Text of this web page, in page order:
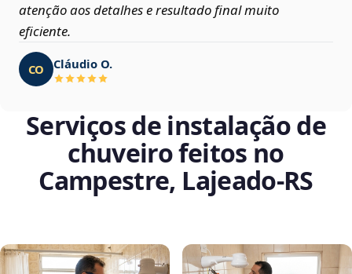
atenção aos detalhes e resultado final muito
eficiente.
CO Cláudio O.
Serviços de instalação de
chuveiro feitos no
Campestre, Lajeado‑RS